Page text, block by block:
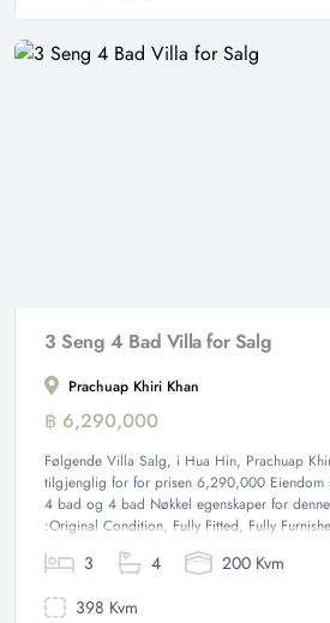
3 Seng 4 Bad Villa for Salg
Prachuap Khiri Khan
฿ 6,290,000
Følgende Villa Salg, i Hua Hin, Prachuap
tilgjenglig for for prisen 6,290,000 Eiendom
4 bad og 4 bad Nøkkel egenskaper for
:Original Condition, Fully Fitted, Fully
3 4
200 Kvm
398 Kvm